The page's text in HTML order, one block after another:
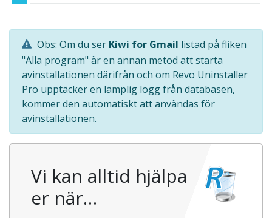
Obs: Om du ser Kiwi for Gmail listad på fliken
"Alla program" är en annan metod att starta
avinstallationen därifrån och om Revo Uninstaller
Pro upptäcker en lämplig logg från databasen,
kommer den automatiskt att användas för
avinstallationen.
Vi kan alltid hjälpa
er när…